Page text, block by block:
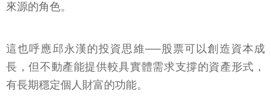
來源的角色。
這也呼應邱永漢的投資思維──股票可以創造資本成
長，但不動產能提供較具實體需求支撐的資產形式，
有長期穩定個人財富的功能。